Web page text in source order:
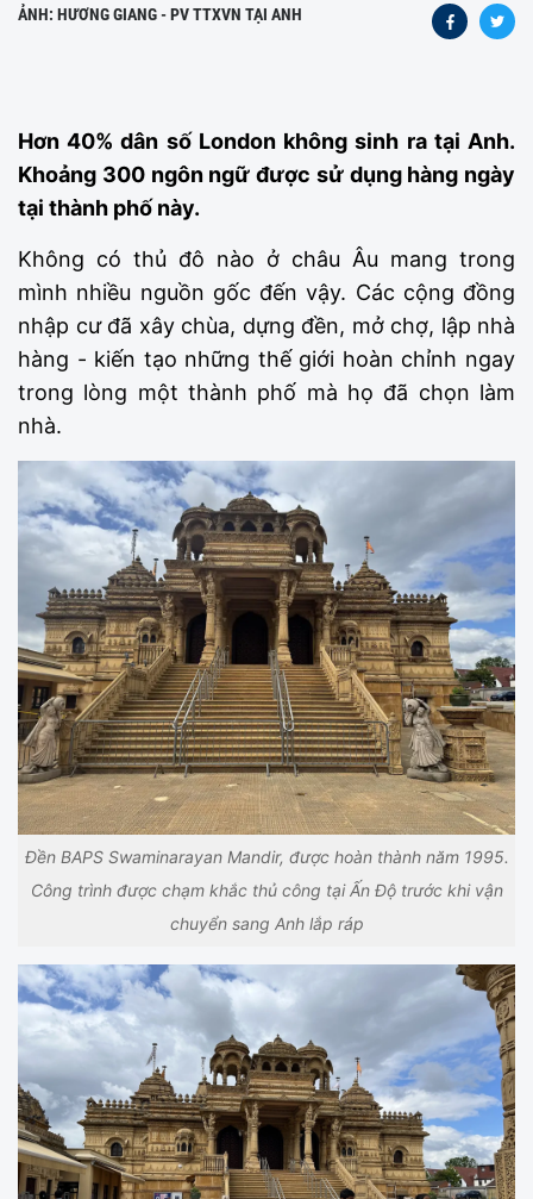
ẢNH: HƯƠNG GIANG - PV TTXVN TẠI ANH
Hơn 40% dân số London không sinh ra tại Anh.
Khoảng 300 ngôn ngữ được sử dụng hàng ngày
tại thành phố này.
Không có thủ đô nào ở châu Âu mang trong
mình nhiều nguồn gốc đến vậy. Các cộng đồng
nhập cư đã xây chùa, dựng đền, mở chợ, lập nhà
hàng - kiến tạo những thế giới hoàn chỉnh ngay
trong lòng một thành phố mà họ đã chọn làm
nhà.
Đền BAPS Swaminarayan Mandir, được hoàn thành năm 1995.
Công trình được chạm khắc thủ công tại Ấn Độ trước khi vận
chuyển sang Anh lắp ráp